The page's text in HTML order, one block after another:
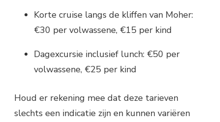
Korte cruise langs de kliffen van Moher:
€30 per volwassene, €15 per kind
Dagexcursie inclusief lunch: €50 per
volwassene, €25 per kind
Houd er rekening mee dat deze tarieven
slechts een indicatie zijn en kunnen variëren